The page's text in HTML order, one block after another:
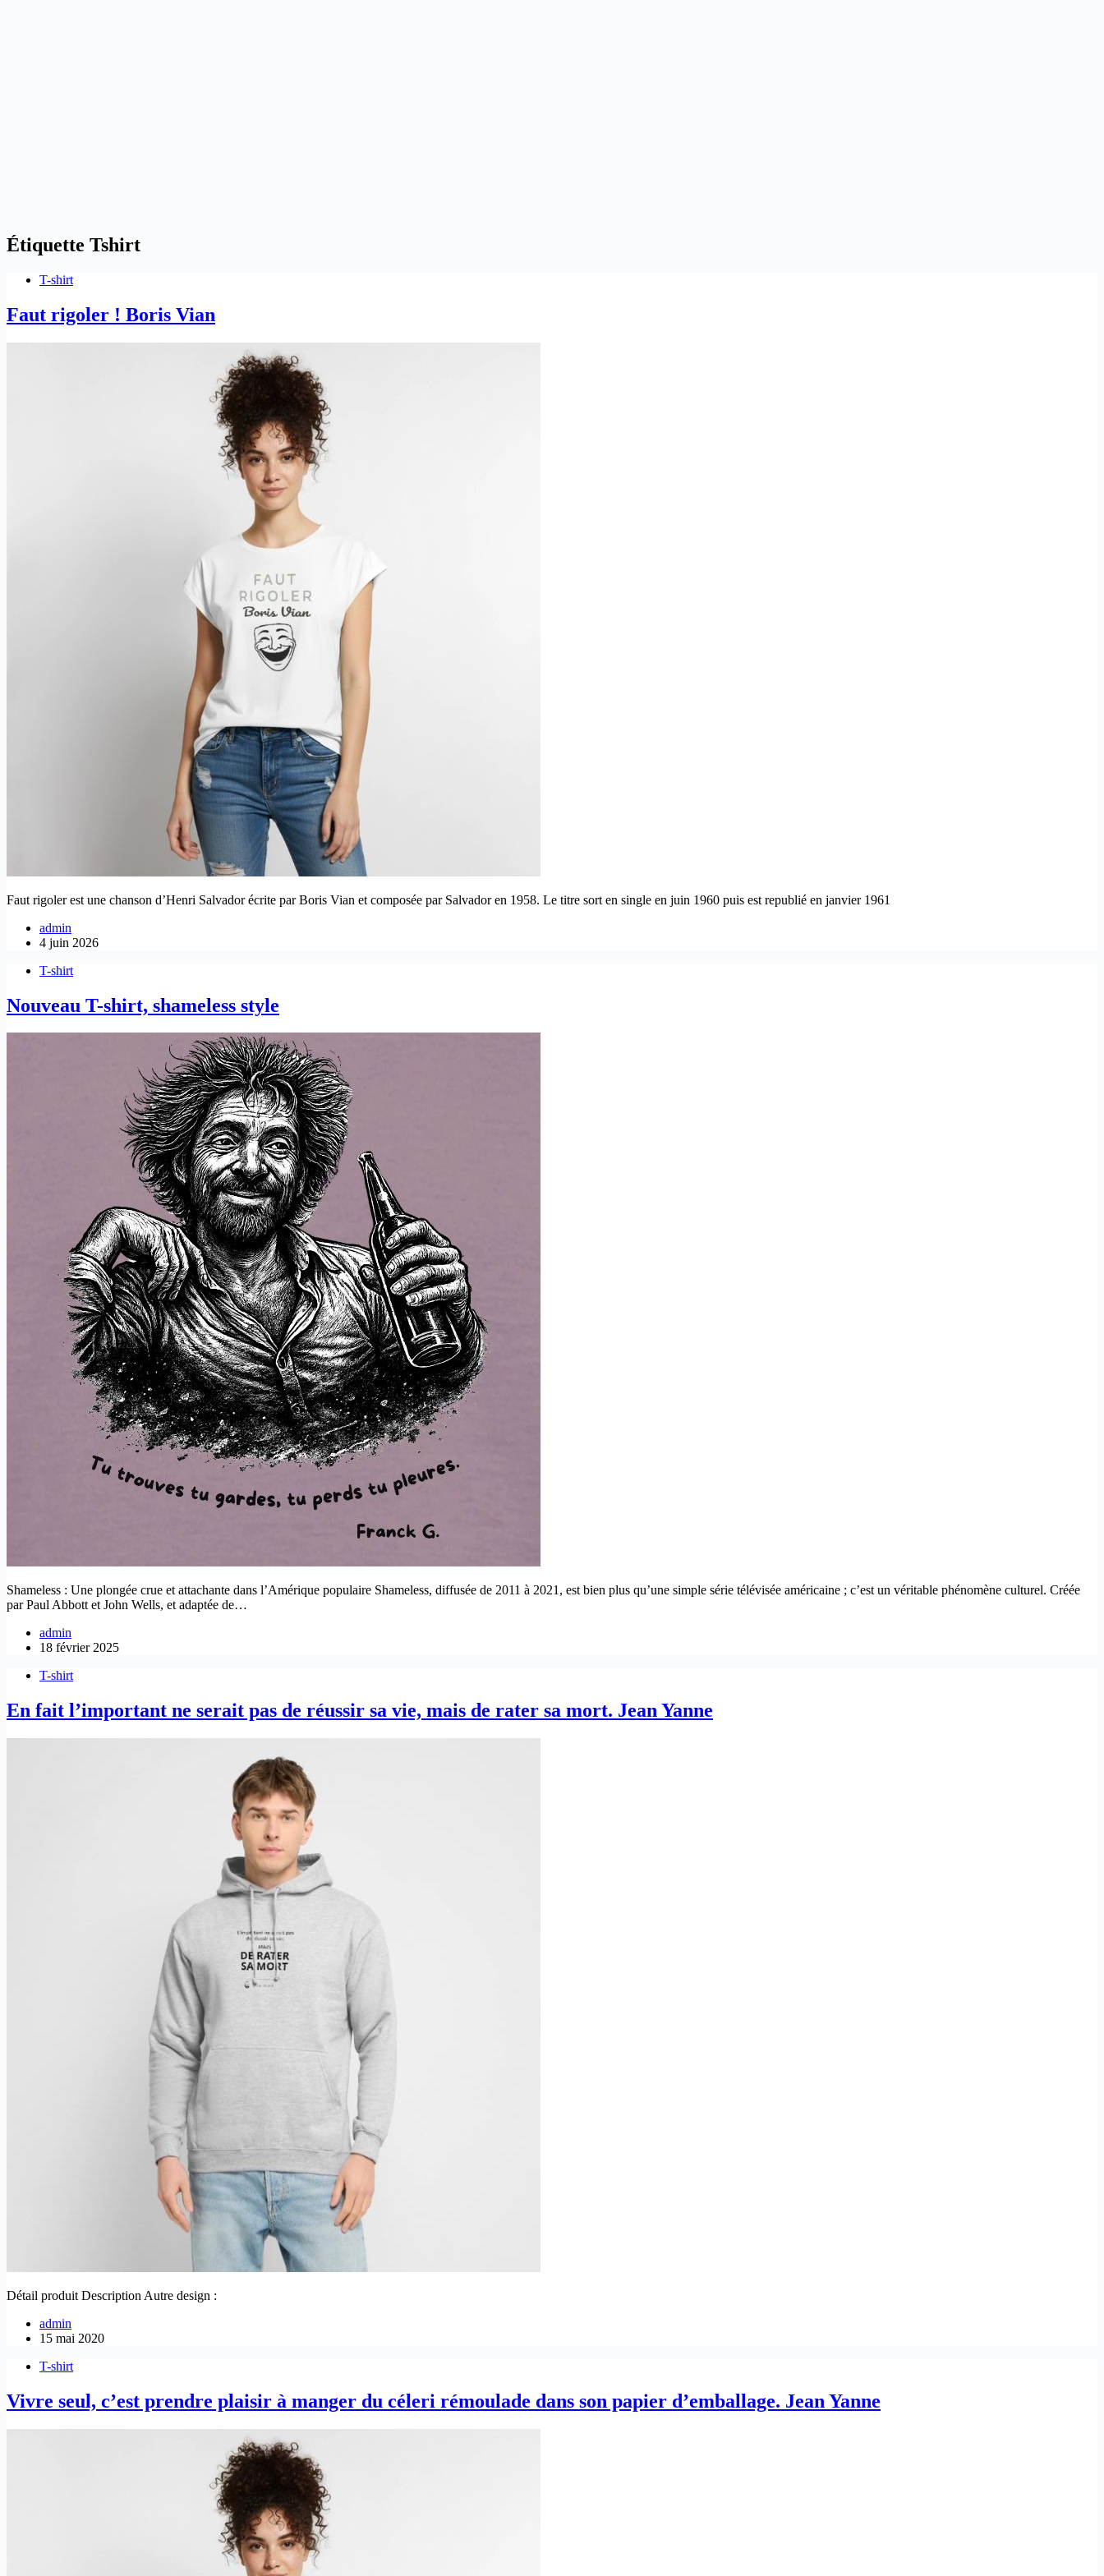
Étiquette Tshirt
T-shirt
Faut rigoler ! Boris Vian
Faut rigoler est une chanson d’Henri Salvador écrite par Boris Vian et composée par Salvador en 1958. Le titre sort en single en juin 1960 puis est republié en janvier 1961
admin
4 juin 2026
T-shirt
Nouveau T-shirt, shameless style
Shameless : Une plongée crue et attachante dans l’Amérique populaire Shameless, diffusée de 2011 à 2021, est bien plus qu’une simple série télévisée américaine ; c’est un véritable phénomène culturel. Créée
par Paul Abbott et John Wells, et adaptée de…
admin
18 février 2025
T-shirt
En fait l’important ne serait pas de réussir sa vie, mais de rater sa mort. Jean Yanne
Détail produit Description Autre design :
admin
15 mai 2020
T-shirt
Vivre seul, c’est prendre plaisir à manger du céleri rémoulade dans son papier d’emballage. Jean Yanne